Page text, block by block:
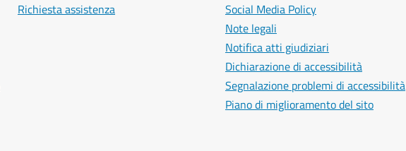
Richiesta assistenza
Social Media Policy
Note legali
Notifica atti giudiziari
Dichiarazione di accessibilità
Segnalazione problemi di accessibilità
Piano di miglioramento del sito